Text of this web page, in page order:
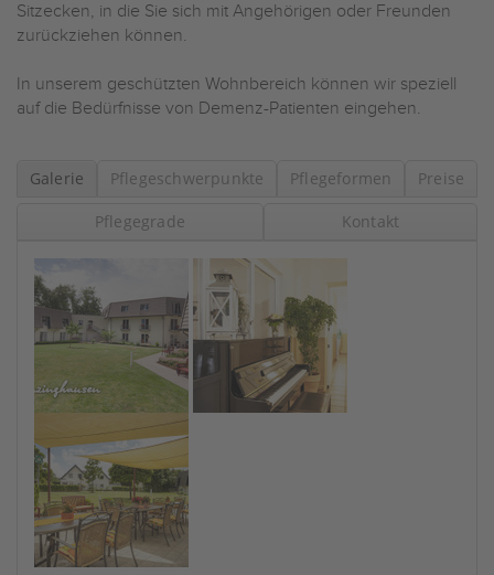
Sitzecken, in die Sie sich mit Angehörigen oder Freunden
zurückziehen können.
In unserem geschützten Wohnbereich können wir speziell
auf die Bedürfnisse von Demenz-Patienten eingehen.
Galerie Pflegeschwerpunkte Pflegeformen Preise
Pflegegrade Kontakt